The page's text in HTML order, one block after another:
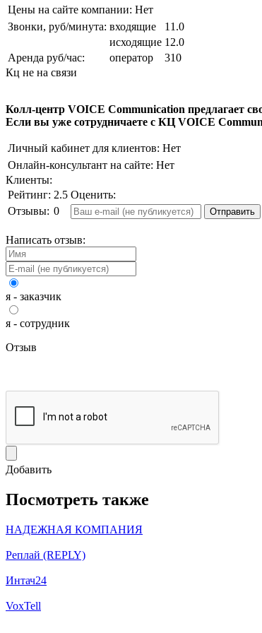
Цены на сайте компании: Нет
Звонки, руб/минута: входящие
11.0
исходящие 12.0
Аренда руб/час:
оператор
310
Кц не на связи
Колл-центр VOICE Communication предлагает
Если вы уже сотрудничаете с КЦVOICE
Личный кабинет для клиентов: Нет
Онлайн-консультант на сайте: Нет
Клиенты:
Рейтинг: 2.5 Оценить:
Отзывы: 0
Написать отзыв:
я - заказчик
я - сотрудник
Отзыв
Добавить
Посмотреть также
НАДЕЖНАЯ КОМПАНИЯ
Реплай (REPLY)
Интач24
VoxTell